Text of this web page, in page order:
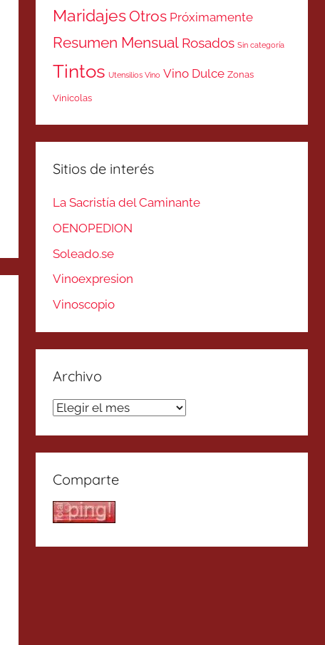
MaridajesOtros Próximamente
Resumen Mensual Rosados Sin categoría
Tintos Utensilios Vino Vino Dulce Zonas
Vinicolas
Sitios de interés
La Sacristía del Caminante
OENOPEDION
Soleado.se
Vinoexpresion
Vinoscopio
Archivo
Archivo
Comparte